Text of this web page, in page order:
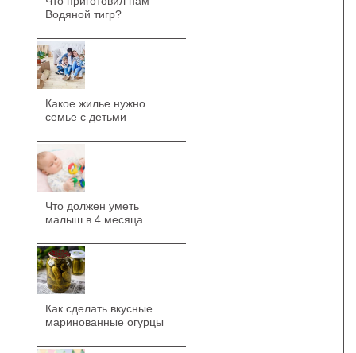
Водяной тигр?
Какое жилье нужно
семье с детьми
Что должен уметь
малыш в 4 месяца
Как сделать вкусные
маринованные огурцы